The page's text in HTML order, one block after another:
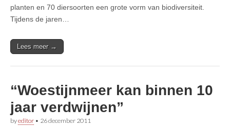
planten en 70 diersoorten een grote vorm van biodiversiteit.
Tijdens de jaren…
Lees meer →
“Woestijnmeer kan binnen 10
jaar verdwijnen”
byeditor • 26 december 2011